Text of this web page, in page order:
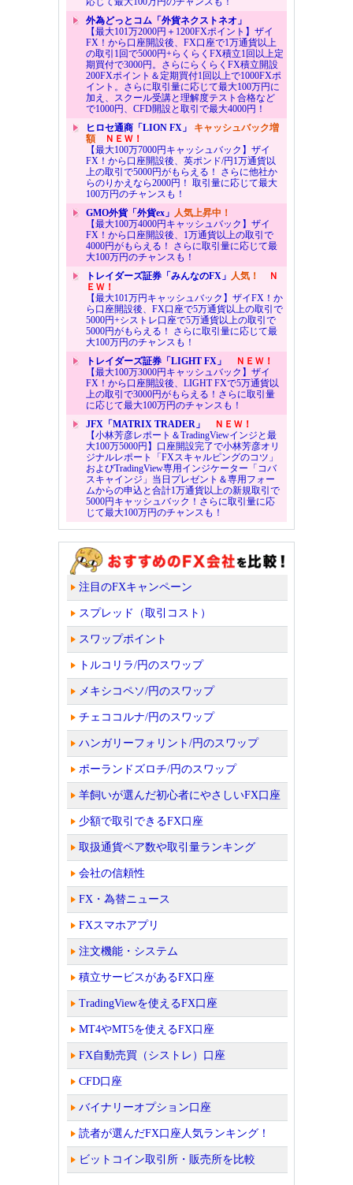
外為どっとコム「外貨ネクストネオ」
【最大101万2000円＋1200FXポイント】ザイ
FX！から口座開設後、FX口座で1万通貨以上
の取引1回で5000円+らくらくFX積立1回以上定
期買付で3000円。さらにらくらくFX積立開設
200FXポイント＆定期買付1回以上で1000FXポ
イント。さらに取引量に応じて最大100万円に
加え、スクール受講と理解度テスト合格など
で1000円、CFD開設と取引で最大4000円！
ヒロセ通商「LION FX」 キャッシュバック増
額ＮＥＷ！
【最大100万7000円キャッシュバック】ザイ
FX！から口座開設後、英ポンド/円1万通貨以
上の取引で5000円がもらえる！ さらに他社か
らのりかえなら2000円！ 取引量に応じて最大
100万円のチャンスも！
GMO外貨「外貨ex」 人気上昇中！
【最大100万4000円キャッシュバック】ザイ
FX！から口座開設後、1万通貨以上の取引で
4000円がもらえる！ さらに取引量に応じて最
大100万円のチャンスも！
トレイダーズ証券「みんなのFX」 人気！
Ｎ
ＥＷ！
【最大101万円キャッシュバック】ザイFX！か
ら口座開設後、FX口座で5万通貨以上の取引で
5000円+シストレ口座で5万通貨以上の取引で
5000円がもらえる！ さらに取引量に応じて最
大100万円のチャンスも！
トレイダーズ証券「LIGHT FX」
ＮＥＷ！
【最大100万3000円キャッシュバック】ザイ
FX！から口座開設後、LIGHT FXで5万通貨以
上の取引で3000円がもらえる！さらに取引量
に応じて最大100万円のチャンスも！
JFX「MATRIX TRADER」
ＮＥＷ！
【小林芳彦レポート＆TradingViewインジと最
大100万5000円】口座開設完了で小林芳彦オリ
ジナルレポート「FXスキャルピングのコツ」
およびTradingView専用インジケーター「コバ
スキャインジ」当日プレゼント＆専用フォー
ムからの申込と合計1万通貨以上の新規取引で
5000円キャッシュバック！さらに取引量に応
じて最大100万円のチャンスも！
注目のFXキャンペーン
スプレッド（取引コスト）
スワップポイント
トルコリラ/円のスワップ
メキシコペソ/円のスワップ
チェココルナ/円のスワップ
ハンガリーフォリント/円のスワップ
ポーランドズロチ/円のスワップ
羊飼いが選んだ初心者にやさしいFX口座
少額で取引できるFX口座
取扱通貨ペア数や取引量ランキング
会社の信頼性
FX・為替ニュース
FXスマホアプリ
注文機能・システム
積立サービスがあるFX口座
TradingViewを使えるFX口座
MT4やMT5を使えるFX口座
FX自動売買（シストレ）口座
CFD口座
バイナリーオプション口座
読者が選んだFX口座人気ランキング！
ビットコイン取引所・販売所を比較